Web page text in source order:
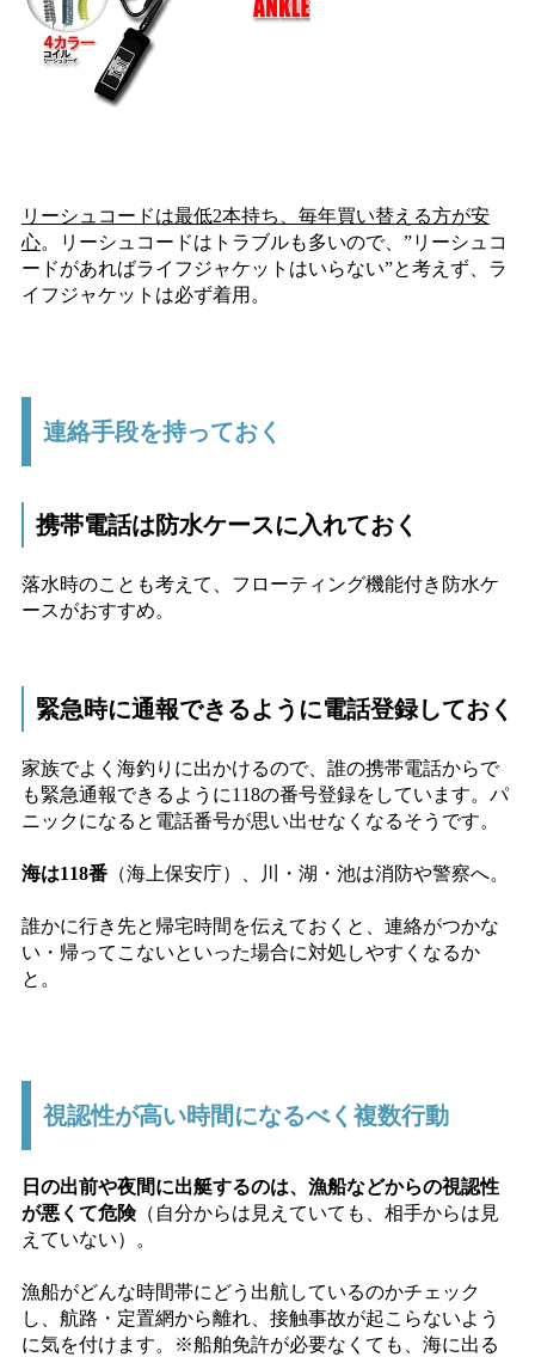
リーシュコードは最低2本持ち、毎年買い替える方が安
心。リーシュコードはトラブルも多いので、”リーシュコ
ードがあればライフジャケットはいらない”と考えず、ラ
イフジャケットは必ず着用。
連絡手段を持っておく
携帯電話は防水ケースに入れておく
落水時のことも考えて、フローティング機能付き防水ケ
ースがおすすめ。
緊急時に通報できるように電話登録しておく
家族でよく海釣りに出かけるので、誰の携帯電話からで
も緊急通報できるように118の番号登録をしています。パ
ニックになると電話番号が思い出せなくなるそうです。
海は118番 （海上保安庁）、川・湖・池は消防や警察へ。
誰かに行き先と帰宅時間を伝えておくと、連絡がつかな
い・帰ってこないといった場合に対処しやすくなるか
と。
視認性が高い時間になるべく複数行動
日の出前や夜間に出艇するのは、漁船などからの視認性
が悪くて危険（自分からは見えていても、相手からは見
えていない）。
漁船がどんな時間帯にどう出航しているのかチェック
し、航路・定置網から離れ、接触事故が起こらないよう
に気を付けます。※船舶免許が必要なくても、海に出る